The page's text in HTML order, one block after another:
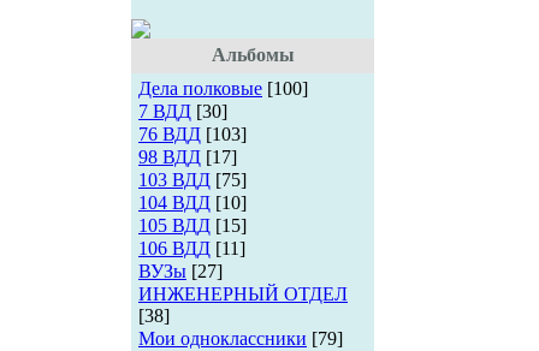
Альбомы
Дела полковые [100]
7 ВДД [30]
76 ВДД [103]
98 ВДД [17]
103 ВДД [75]
104 ВДД [10]
105 ВДД [15]
106 ВДД [11]
ВУЗы [27]
ИНЖЕНЕРНЫЙ ОТДЕЛ
[38]
Мои одноклассники [79]